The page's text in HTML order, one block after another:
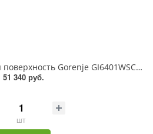
Индукционная варочная поверхность Gorenje GI6401WSC, 4 конфорки, стеклокерамика, 7200 Вт
51 340 руб.
шт